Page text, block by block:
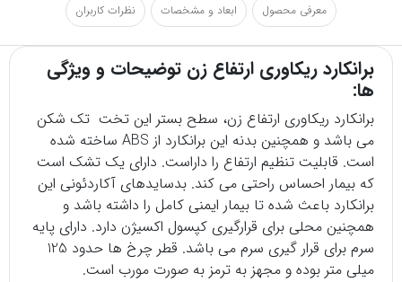
معرفی محصول ابعاد و مشخصات نظرات کاربران
برانکارد ریکاوری ارتفاع زن توضیحات و ویژگی
ها:
برانکارد ریکاوری ارتفاع زن، سطح بستر این تخت تک شکن
می باشد و همچنین بدنه این برانکارد از ABS ساخته شده
است. قابلیت تنظیم ارتفاع را داراست. دارای یک تشک است
که بیمار احساس راحتی می کند. بدسایدهای آکاردئونی این
برانکارد باعث شده تا بیمار ایمنی کامل را داشته باشد و
همچنین محلی برای قرارگیری کپسول اکسیژن دارد. دارای پایه
سرم برای قرار گیری سرم می باشد. قطر چرخ ها حدود 125
میلی متر بوده و مجهز به ترمز به صورت مورب است.